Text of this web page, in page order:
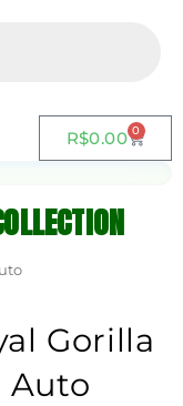
R$0.00 0
Gorilla
Auto